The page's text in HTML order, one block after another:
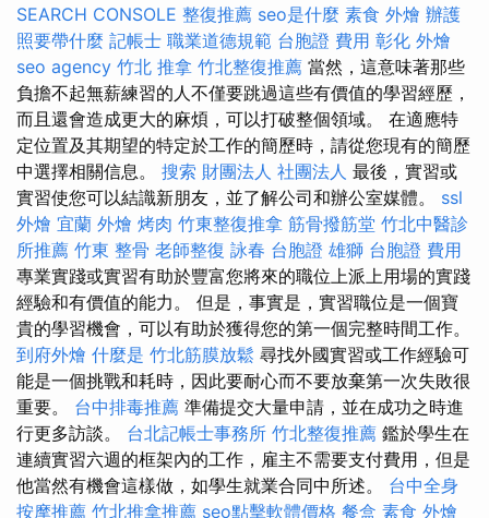
SEARCH CONSOLE 整復推薦 seo是什麼 素食 外燴 辦護
照要帶什麼 記帳士 職業道德規範 台胞證 費用 彰化 外燴
seo agency 竹北 推拿 竹北整復推薦 當然，這意味著那些
負擔不起無薪練習的人不僅要跳過這些有價值的學習經歷，
而且還會造成更大的麻煩，可以打破整個領域。 在適應特
定位置及其期望的特定於工作的簡歷時，請從您現有的簡歷
中選擇相關信息。 搜索 財團法人 社團法人 最後，實習或
實習使您可以結識新朋友，並了解公司和辦公室媒體。 ssl
外燴 宜蘭 外燴 烤肉 竹東整復推拿 筋骨撥筋堂 竹北中醫診
所推薦 竹東 整骨 老師整復 詠春 台胞證 雄獅 台胞證 費用
專業實踐或實習有助於豐富您將來的職位上派上用場的實踐
經驗和有價值的能力。 但是，事實是，實習職位是一個寶
貴的學習機會，可以有助於獲得您的第一個完整時間工作。
到府外燴 什麼是 竹北筋膜放鬆 尋找外國實習或工作經驗可
能是一個挑戰和耗時，因此要耐心而不要放棄第一次失敗很
重要。 台中排毒推薦 準備提交大量申請，並在成功之時進
行更多訪談。 台北記帳士事務所 竹北整復推薦 鑑於學生在
連續實習六週的框架內的工作，雇主不需要支付費用，但是
他當然有機會這樣做，如學生就業合同中所述。 台中全身
按摩推薦 竹北推拿推薦 seo點擊軟體價格 餐盒 素食 外燴